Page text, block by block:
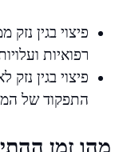
פיצוי בגין
רפואיות
פיצוי בגין
התפקוד של